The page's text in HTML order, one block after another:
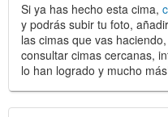
Si ya has hecho esta cima,
y podrás subir tu foto,
las cimas que vas
consultar cimas cercanas,
lo han logrado y mucho